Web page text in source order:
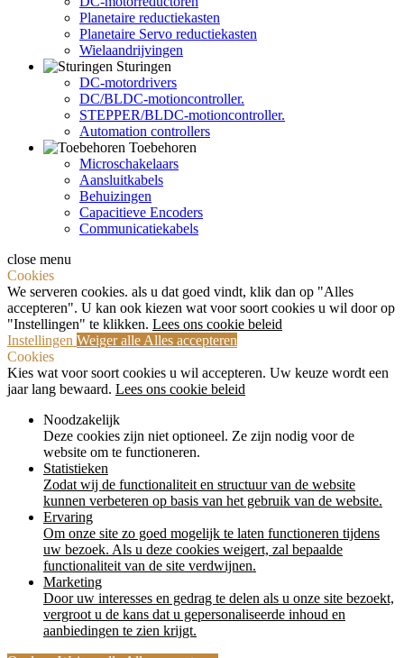
Planetaire reductiekasten
Planetaire Servo reductiekasten
Wielaandrijvingen
Sturingen
DC-motordrivers
DC/BLDC-motioncontroller.
STEPPER/BLDC-motioncontroller.
Automation controllers
Toebehoren
Microschakelaars
Aansluitkabels
Behuizingen
Capacitieve Encoders
Communicatiekabels
close menu
Cookies
We serveren cookies. als u dat goed vindt, klik dan op "Alles
accepteren". U kan ook kiezen wat voor soort cookies u wil door op
"Instellingen" te klikken. Lees ons cookie beleid
Instellingen Weiger alle Alles accepteren
Cookies
Kies wat voor soort cookies u wil accepteren. Uw keuze wordt een
jaar lang bewaard. Lees ons cookie beleid
Noodzakelijk
Deze cookies zijn niet optioneel. Ze zijn nodig voor de
website om te functioneren.
Statistieken
Zodat wij de functionaliteit en structuur van de website
kunnen verbeteren op basis van het gebruik van de website.
Ervaring
Om onze site zo goed mogelijk te laten functioneren tijdens
uw bezoek. Als u deze cookies weigert, zal bepaalde
functionaliteit van de site verdwijnen.
Marketing
Door uw interesses en gedrag te delen als u onze site bezoekt,
vergroot u de kans dat u gepersonaliseerde inhoud en
aanbiedingen te zien krijgt.